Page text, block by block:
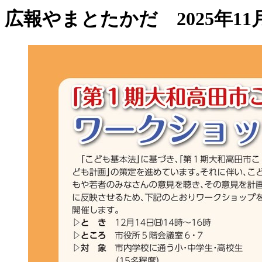
広報やまとたかだ 2025年11